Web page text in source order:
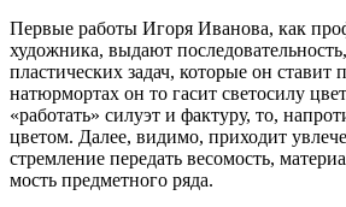
Первые работы Игоря Иванова, как
художника, выдают
пластических задач, которые он ставит
натюрмортах он то гасит светосилу
«работать» силуэт и фактуру, то,
цветом. Далее, видимо, приходит
стремление передать весомость,
мость предметного ряда.